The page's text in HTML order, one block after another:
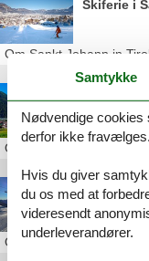
Skiferie i
Om Sankt Johann in
Skiferie i
Om Pettneu am Arlberg
Skiferie i
OmKappl
Samtykke
Nødvendige cookies
derfor ikke fravælges.
Hvis du giver
du os med at
videresendt
underleverandører.